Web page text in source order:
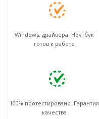
Windows, драйвера. Ноутбук
готов к работе
100% протестировано. Гарантия
качества